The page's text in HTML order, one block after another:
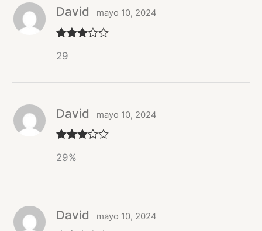
o con
David mayo 10, 2024
29
o con
David mayo 10, 2024
29%
David mayo 10, 2024